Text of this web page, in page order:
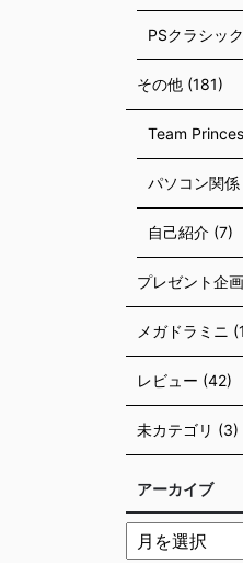
PSクラシッ
その他 (181)
Team
パソコン関
自己紹介 (7)
プレゼント企
メガドラミニ
レビュー (42)
未カテゴリ (3)
アーカイブ